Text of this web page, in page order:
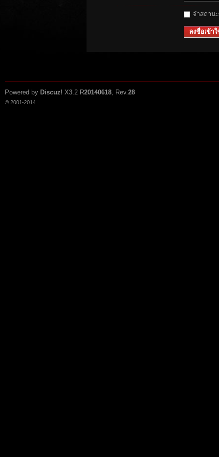
จำสถาน
ลงชื่อเข้าใ
Powered by Discuz! X3.2 R20140618, Rev.28
© 2001-2014